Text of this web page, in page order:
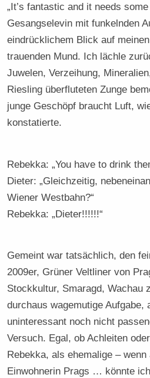
„It’s fantastic and it needs
Gesangselevin mit funkelnden
eindrücklichem Blick auf
trauenden Mund. Ich lächle
Juwelen, Verzeihung,
Riesling überfluteten Zunge
junge Geschöpf braucht Luft,
konstatierte.
Rebekka: „You have to drink
Dieter: „Gleichzeitig,
Wiener Westbahn?“
Rebekka: „Dieter!!!!!!“
Gemeint war tatsächlich, den
2009er, Grüner Veltliner von
Stockkultur, Smaragd, Wachau
durchaus wagemutige Aufgabe,
uninteressant noch nicht
Versuch. Egal, ob Achleiten
Rebekka, als ehemalige –
Einwohnerin Prags … könnte